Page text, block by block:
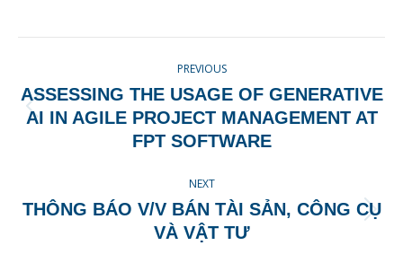
NAVIGATION
PREVIOUS
Previous
post:
ASSESSING THE USAGE OF GENERATIVE
AI IN AGILE PROJECT MANAGEMENT AT
FPT SOFTWARE
NEXT
Next
post:
THÔNG BÁO V/V BÁN TÀI SẢN, CÔNG CỤ
VÀ VẬT TƯ